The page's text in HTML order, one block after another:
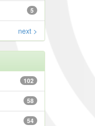
5
next >
102
58
54